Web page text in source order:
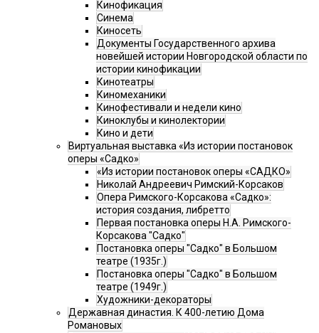
Кинофикация
Синема
Киносеть
Документы Государственного архива
новейшей истории Новгородской области по
истории кинофикации
Кинотеатры
Киномеханики
Кинофестивали и недели кино
Киноклубы и кинолектории
Кино и дети
Виртуальная выставка «Из истории постановок
оперы «Садко»
«Из истории постановок оперы «САДКО»
Николай Андреевич Римский-Корсаков
Опера Римского-Корсакова «Садко»:
история создания, либретто
Первая постановка оперы Н.А. Римского-
Корсакова "Садко"
Постановка оперы "Садко" в Большом
театре (1935г.)
Постановка оперы "Садко" в Большом
театре (1949г.)
Художники-декораторы
Державная династия. К 400-летию Дома
Романовых